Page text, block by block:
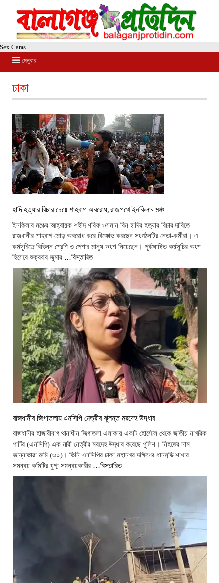
Sex Cams
মেনুবার
ঢাকা
হাদি হত্যার বিচার চেয়ে শাহবাগ অবরোধ, রাজপথে ইনকিলাব মঞ্চ
ইনকিলাব মঞ্চের আহ্বায়ক শহীদ শরিফ ওসমান বিন হাদির হত্যার বিচার দাবিতে
রাজধানীর শাহবাগ মোড় অবরোধ করে বিক্ষোভ করছেন সংগঠনটির নেতা-কর্মীরা। এ
কর্মসূচিতে বিভিন্ন শ্রেণি ও পেশার মানুষ অংশ নিয়েছেন। পূর্বঘোষিত কর্মসূচির অংশ
হিসেবে শুক্রবার জুমার …বিস্তারিত
রাজধানীর জিগাতলায় এনসিপি নেত্রীর ঝুলন্ত মরদেহ উদ্ধার
রাজধানীর হাজারীবাগ থানাধীন জিগাতলা এলাকায় একটি হোস্টেল থেকে জাতীয় নাগরিক
পার্টির (এনসিপি) এক নারী নেত্রীর মরদেহ উদ্ধার করেছে পুলিশ। নিহতের নাম
জান্নাতারা রুমি (৩০)। তিনি এনসিপির ঢাকা মহানগর দক্ষিণের ধানমন্ডি শাখার
সমন্বয় কমিটির যুগ্ম সমন্বয়কারীর …বিস্তারিত